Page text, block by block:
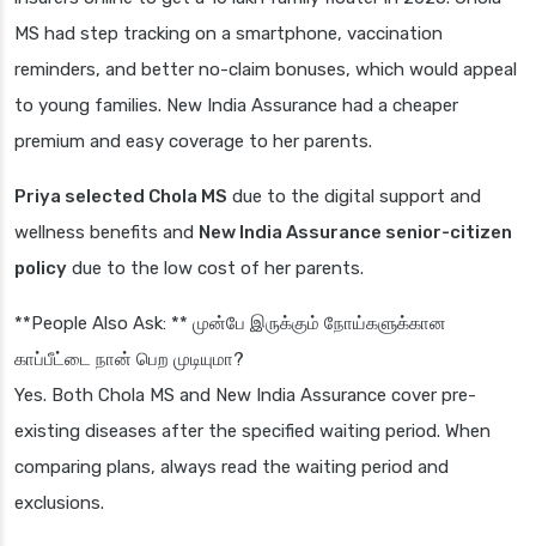
MS had step tracking on a smartphone, vaccination
reminders, and better no-claim bonuses, which would appeal
to young families. New India Assurance had a cheaper
premium and easy coverage to her parents.
Priya selected Chola MS due to the digital support and
wellness benefits and New India Assurance senior-citizen
policy due to the low cost of her parents.
**People Also Ask: ** முன்பே இருக்கும் நோய்களுக்கான
காப்பீட்டை நான் பெற முடியுமா?
Yes. Both Chola MS and New India Assurance cover pre-
existing diseases after the specified waiting period. When
comparing plans, always read the waiting period and
exclusions.